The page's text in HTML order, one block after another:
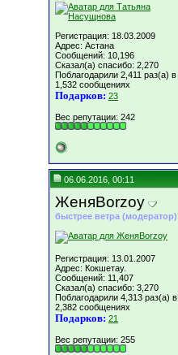
Регистрация: 18.03.2009
Адрес: Астана
Сообщений: 10,196
Сказал(а) спасибо: 2,270
Поблагодарили 2,411 раз(а) в
1,532 сообщениях
Подарков: 23
Вес репутации: 242
06.06.2016, 00:11
ЖеняBorzoy
быстрее ветра (модератор)
Регистрация: 13.01.2007
Адрес: Кокшетау.
Сообщений: 11,407
Сказал(а) спасибо: 3,270
Поблагодарили 4,313 раз(а) в
2,382 сообщениях
Подарков: 21
Вес репутации: 255